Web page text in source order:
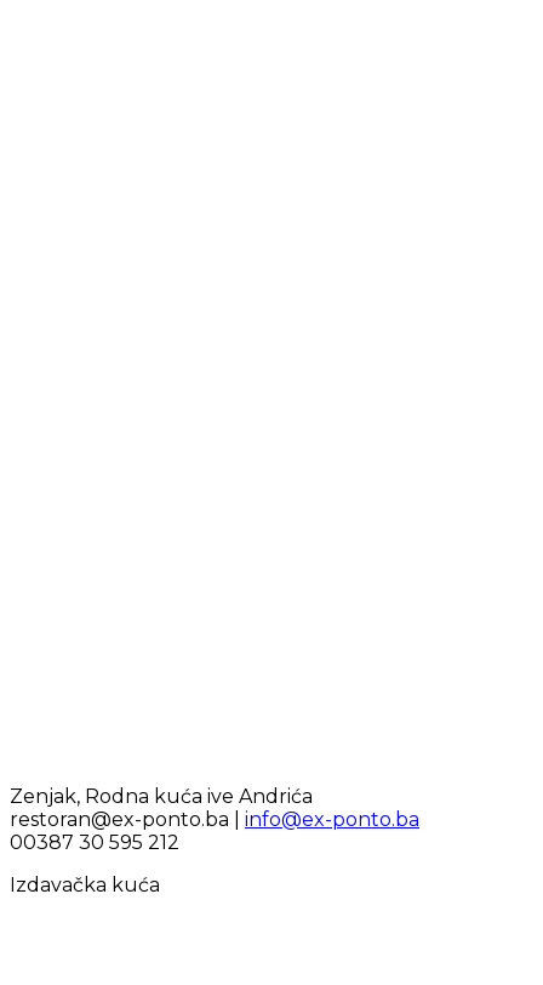
Zenjak, Rodna kuća ive Andrića
restoran@ex-ponto.ba | info@ex-ponto.ba
00387 30 595 212
Izdavačka kuća